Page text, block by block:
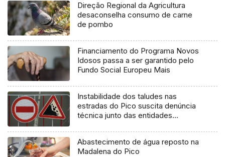
Direção Regional da Agricultura
desaconselha consumo de carne
de pombo
Financiamento do Programa Novos
Idosos passa a ser garantido pelo
Fundo Social Europeu Mais
Instabilidade dos taludes nas
estradas do Pico suscita denúncia
técnica junto das entidades
Abastecimento de água reposto na
Madalena do Pico